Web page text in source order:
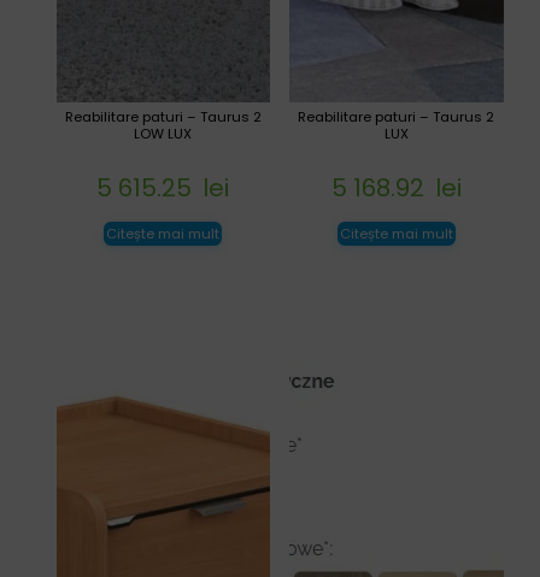
Reabilitare paturi – Taurus 2
LUX
5 168.92 lei
Citește mai mult
Reabilitare paturi – Taurus 2
LOW LUX
5 615.25 lei
Citește mai mult